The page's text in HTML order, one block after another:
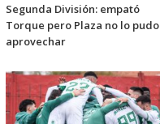
Segunda División: empató
Torque pero Plaza no lo pudo
aprovechar